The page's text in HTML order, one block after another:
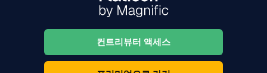
컨트리뷰터 액세스